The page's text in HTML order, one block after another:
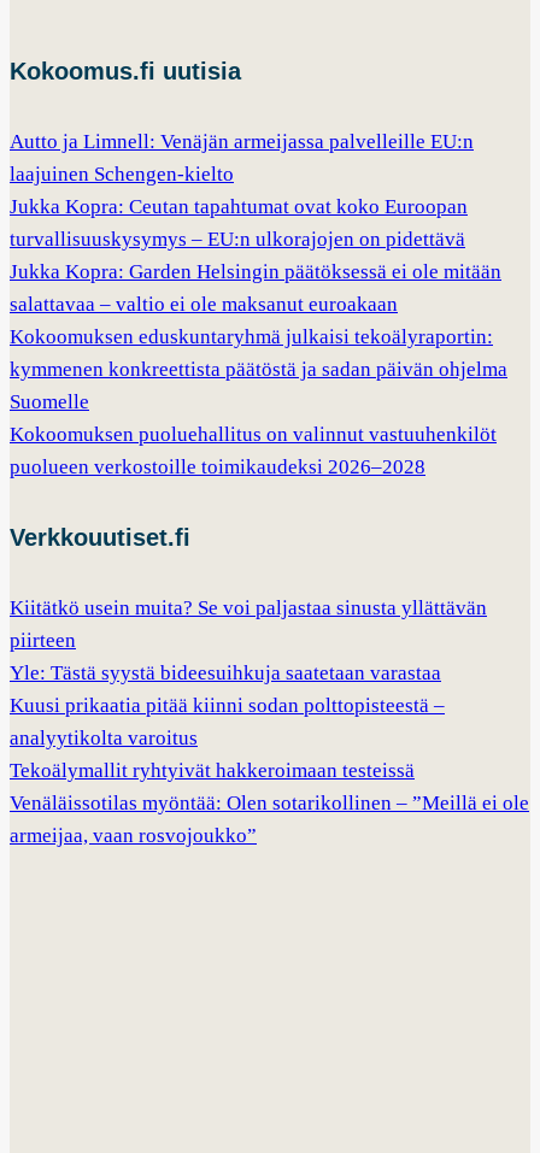
Kokoomus.fi uutisia
Autto ja Limnell: Venäjän armeijassa palvelleille EU:n
laajuinen Schengen-kielto
Jukka Kopra: Ceutan tapahtumat ovat koko Euroopan
turvallisuuskysymys – EU:n ulkorajojen on pidettävä
Jukka Kopra: Garden Helsingin päätöksessä ei ole mitään
salattavaa – valtio ei ole maksanut euroakaan
Kokoomuksen eduskuntaryhmä julkaisi tekoälyraportin:
kymmenen konkreettista päätöstä ja sadan päivän ohjelma
Suomelle
Kokoomuksen puoluehallitus on valinnut vastuuhenkilöt
puolueen verkostoille toimikaudeksi 2026–2028
Verkkouutiset.fi
Kiitätkö usein muita? Se voi paljastaa sinusta yllättävän
piirteen
Yle: Tästä syystä bideesuihkuja saatetaan varastaa
Kuusi prikaatia pitää kiinni sodan polttopisteestä –
analyytikolta varoitus
Tekoälymallit ryhtyivät hakkeroimaan testeissä
Venäläissotilas myöntää: Olen sotarikollinen – ”Meillä ei ole
armeijaa, vaan rosvojoukko”